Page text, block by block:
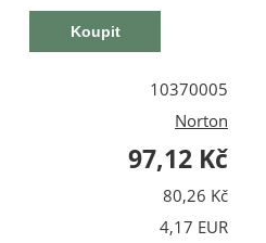
10370005
Norton
97,12 Kč
80,26 Kč
4,17 EUR